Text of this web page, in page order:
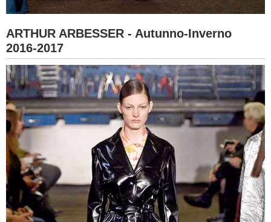
ARTHUR ARBESSER - Autunno-Inverno
2016-2017